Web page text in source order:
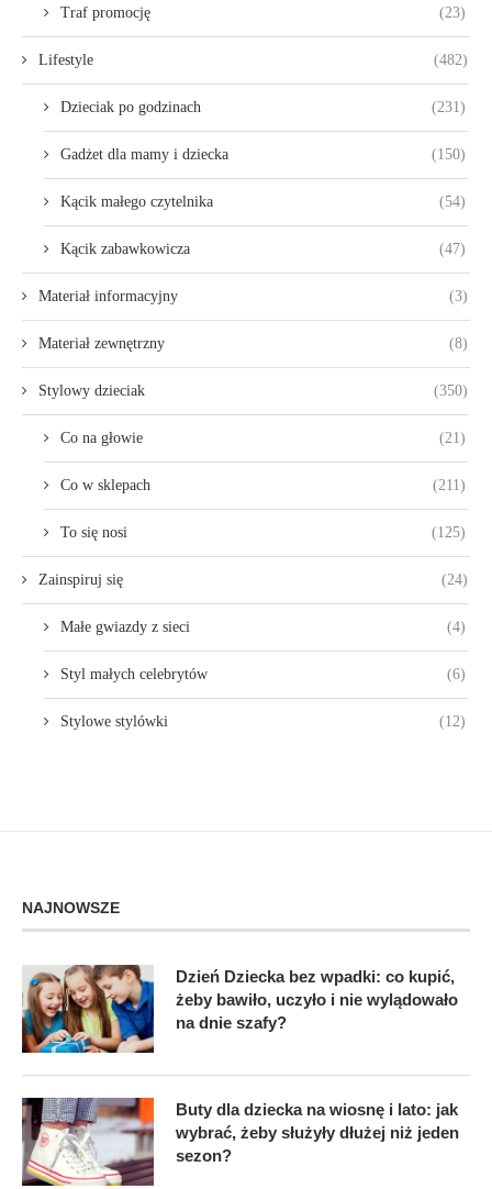
Traf promocję (23)
Lifestyle (482)
Dzieciak po godzinach (231)
Gadżet dla mamy i dziecka (150)
Kącik małego czytelnika (54)
Kącik zabawkowicza (47)
Materiał informacyjny (3)
Materiał zewnętrzny (8)
Stylowy dzieciak (350)
Co na głowie (21)
Co w sklepach (211)
To się nosi (125)
Zainspiruj się (24)
Małe gwiazdy z sieci (4)
Styl małych celebrytów (6)
Stylowe stylówki (12)
NAJNOWSZE
Dzień Dziecka bez wpadki: co kupić,
żeby bawiło, uczyło i nie wylądowało
na dnie szafy?
Buty dla dziecka na wiosnę i lato: jak
wybrać, żeby służyły dłużej niż jeden
sezon?